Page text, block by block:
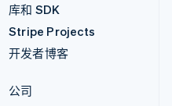
库和 SDK
Stripe Projects
开发者博客
公司